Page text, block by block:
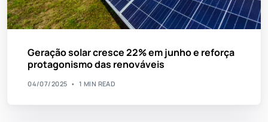
Geração solar cresce 22% em junho e reforça
protagonismo das renováveis
04/07/2025 1 MIN READ